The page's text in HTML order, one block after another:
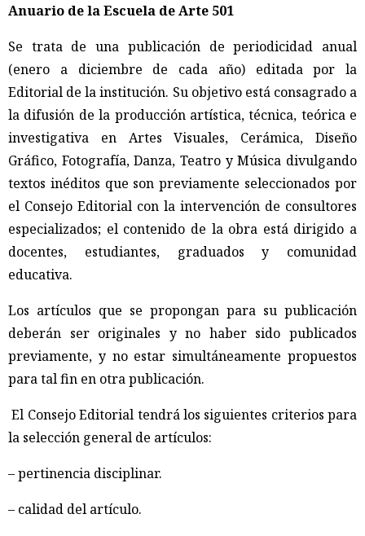
Anuario de la Escuela de Arte 501
Se trata de una publicación de periodicidad anual
(enero a diciembre de cada año) editada por la
Editorial de la institución. Su objetivo está consagrado a
la difusión de la producción artística, técnica, teórica e
investigativa en Artes Visuales, Cerámica, Diseño
Gráfico, Fotografía, Danza, Teatro y Música divulgando
textos inéditos que son previamente seleccionados por
el Consejo Editorial con la intervención de consultores
especializados; el contenido de la obra está dirigido a
docentes, estudiantes, graduados y comunidad
educativa.
Los artículos que se propongan para su publicación
deberán ser originales y no haber sido publicados
previamente, y no estar simultáneamente propuestos
para tal fin en otra publicación.
El Consejo Editorial tendrá los siguientes criterios para
la selección general de artículos:
– pertinencia disciplinar.
– calidad del artículo.